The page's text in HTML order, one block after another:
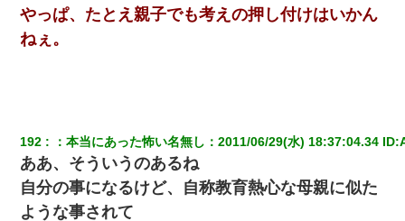
やっぱ、たとえ親子でも考えの押し付けはいかん
ねぇ。
192 ：本当にあった怖い名無し ：2011/06/29(水) 18:37:04.34 ID:
ああ、そういうのあるね
自分の事になるけど、自称教育熱心な母親に似た
ような事されて